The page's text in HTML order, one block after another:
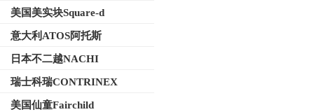
美国美实块Square-d
意大利ATOS阿托斯
日本不二越NACHI
瑞士科瑞CONTRINEX
美国仙童Fairchild